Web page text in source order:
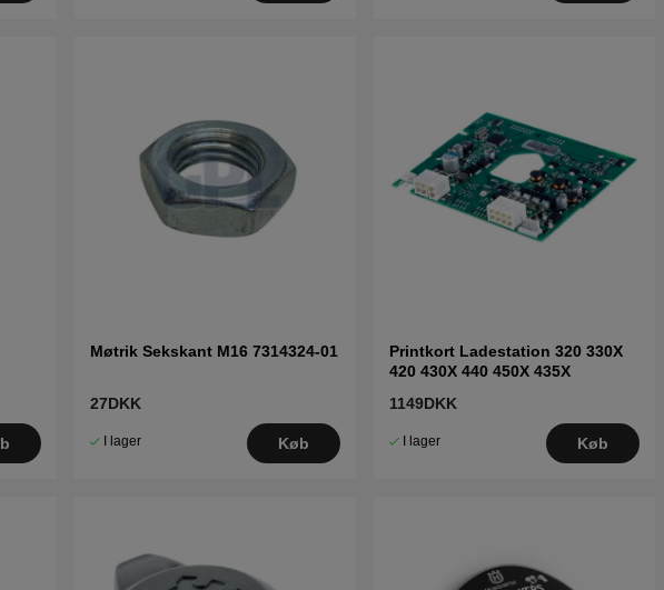
Møtrik Sekskant M16 7314324-01
27DKK
I lager Køb
Printkort Ladestation 320 330X
420 430X 440 450X 435X
1149DKK
I lager Køb